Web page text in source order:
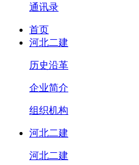
通讯录
首页
河北二建
历史沿革
企业简介
组织机构
河北二建
河北二建